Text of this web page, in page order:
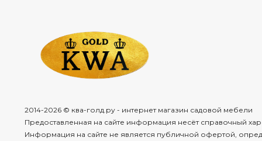
2014-2026 © ква-голд.ру - интернет магазин садовой мебели
Предоставленная на сайте информация несёт справочный
Информация на сайте не является публичной офертой,